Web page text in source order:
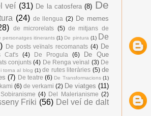
veí (31) De la catosfera (8) De
(24) de llengua (2) De memes
de microrelats (5) de mitjans de
personatges itinerants (1) De pintura (1) De
De posts veïnals recomanats (4) De
Cat's (4) De Progula (6)
De Que
conjunts (4) De Renga veïnal (3) De
torna al blog (1) de rutes literàries (5) de
(7) De teatre (6) De Transformacions (1)
(6) de verkami (2) De viatges (11)
(4) Del Malerianisme (2)
Friki (56) Del veí de dalt